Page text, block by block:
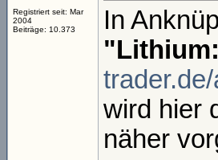
Registriert seit: Mar
2004
Beiträge: 10.373
In
wird hier
näher